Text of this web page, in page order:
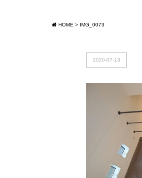
HOME > IMG_0073
2020-07-13